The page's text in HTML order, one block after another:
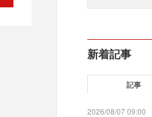
新着記事
記事
2026/08/07 09:00